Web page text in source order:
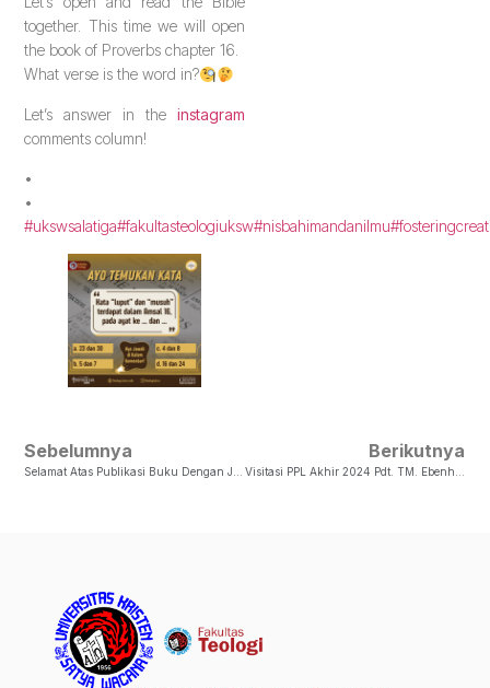
together. This time we will open
the book of Proverbs chapter 16.
What verse is the word in?
Let’s answer in the instagram
comments column!
•
•
#ukswsalatiga#fakultasteologiuksw#nisbahimandanilmu
Sebelumnya Berikutnya